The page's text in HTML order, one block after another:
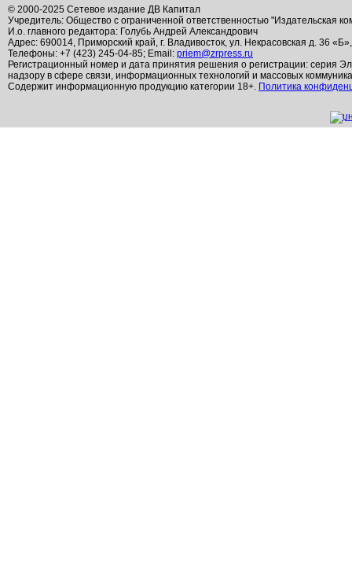
© 2000-2025 Сетевое издание ДВ Капитал
Учредитель: Общество с ограниченной ответственностью "Издательская
И.о. главного редактора: Голубь Андрей Александрович
Адрес: 690014, Приморский край, г. Владивосток, ул. Некрасовская д. 36
Телефоны: +7 (423) 245-04-85; Email: priem@zrpress.ru
Регистрационный номер и дата принятия решения о регистрации: серия
надзору в сфере связи, информационных технологий и массовых
Содержит информационную продукцию категории 18+. Политика